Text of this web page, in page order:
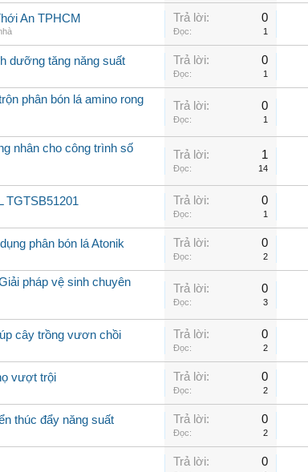
An TPHCM Trả lời: 0
Đọc: 1
dưỡng tăng năng suất Trả lời: 0
Đọc: 1
phân bón lá amino rong
Trả lời: 0
Đọc: 1
nhân cho công trình số
Trả lời: 1
Đọc: 14
TGTSB51201 Trả lời: 0
Đọc: 1
phân bón lá Atonik Trả lời: 0
Đọc: 2
pháp vệ sinh chuyên
Trả lời: 0
Đọc: 3
cây trồng vươn chồi Trả lời: 0
Đọc: 2
vượt trội Trả lời: 0
Đọc: 2
thúc đẩy năng suất Trả lời: 0
Đọc: 2
Trả lời: 0